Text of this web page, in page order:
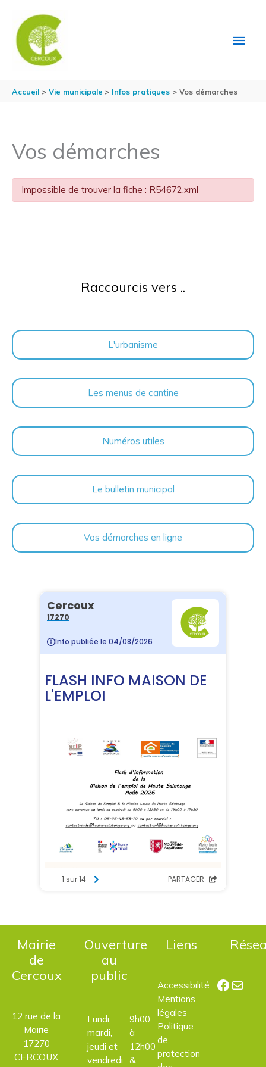
Accueil Vie municipale Infos pratiques Vos démarches
Vos démarches
Impossible de trouver la fiche : R54672.xml
Raccourcis vers ..
L'urbanisme
Les menus de cantine
Numéros utiles
Le bulletin municipal
Vos démarches en ligne
Mairie
de
Cercoux
12 rue de la
Mairie
17270
CERCOUX
Ouverture
au
public
Lundi,
mardi,
jeudi et
vendredi
9h00
à
12h00
&
Liens
Accessibilité
Mentions
légales
Politique
de
protection
E-mail